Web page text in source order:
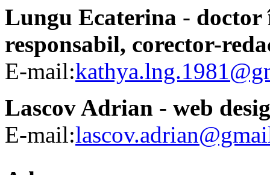
Lungu Ecaterina - doctor
responsabil, corector-
E-mail:
Lascov Adrian - web
E-mail: